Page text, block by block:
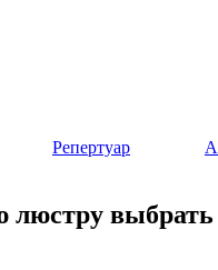
Репертуар
выбрать